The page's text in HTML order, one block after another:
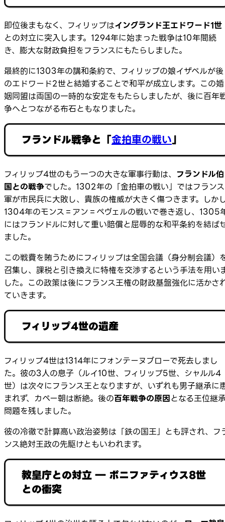
即位後まもなく、フィリップはイングランド王エドワード1世
との対立に突入します。1294年に始まった戦争は10年間続
き、膨大な財政負担をフランスにもたらしました。
最終的に1303年の講和条約で、フィリップの娘イザベルが後
のエドワード2世と結婚することで和平が成立します。この婚
姻同盟は両国の一時的な安定をもたらしましたが、後に百年
争へとつながる布石ともなりました。
フランドル戦争と「金拍車の戦い」
フィリップ4世のもう一つの大きな軍事行動は、 フランドル伯
国との戦争でした。1302年の「金拍車の戦い」ではフランス
軍が市民兵に大敗し、貴族の権威が大きく傷つきます。しか
1304年のモンス＝アン＝ペヴェルの戦いで巻き返し、1305
にはフランドルに対して重い賠償と屈辱的な和平条約を結ば
ました。
この戦費を賄うためにフィリップは全国会議（身分制会議）
召集し、課税と引き換えに特権を交渉するという手法を用い
した。この政策は後にフランス王権の財政基盤強化に活かさ
ていきます。
フィリップ4世の遺産
フィリップ4世は1314年にフォンテーヌブローで死去しまし
た。彼の3人の息子（ルイ10世、フィリップ5世、シャルル4
世）は次々にフランス王となりますが、いずれも男子継承に
まれず、カペー朝は断絶。後の百年戦争の原因となる王位継
問題を残しました。
彼の冷徹で計算高い政治姿勢は「鉄の国王」とも評され、フ
ンス絶対王政の先駆けともいわれます。
教皇庁との対立 ― ボニファティウス8世
との衝突